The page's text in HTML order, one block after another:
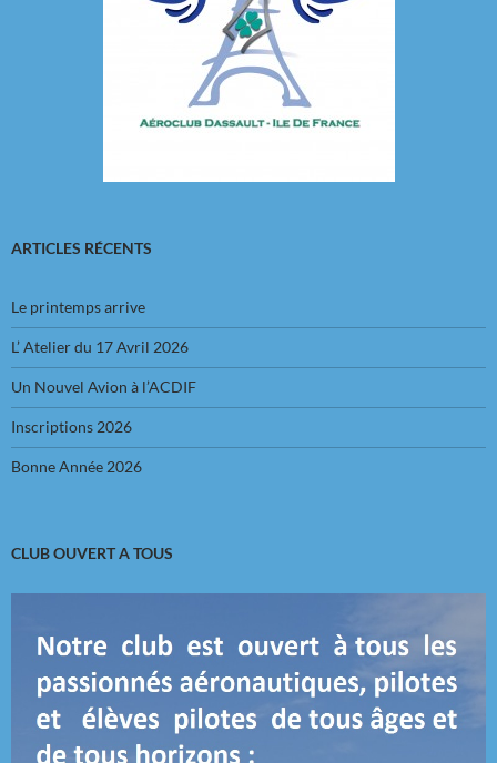
ARTICLES RÉCENTS
Le printemps arrive
L’ Atelier du 17 Avril 2026
Un Nouvel Avion à l’ACDIF
Inscriptions 2026
Bonne Année 2026
CLUB OUVERT A TOUS